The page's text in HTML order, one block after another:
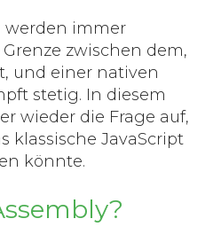
werden immer
zwischen dem,
und einer nativen
stetig. In diesem
wieder die Frage auf,
klassische JavaScript
könnte.